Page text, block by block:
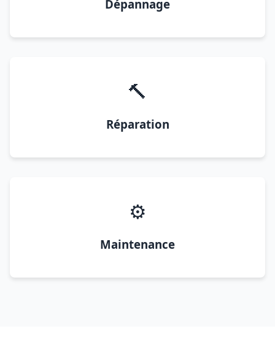
Dépannage
🔨
Réparation
⚙️
Maintenance